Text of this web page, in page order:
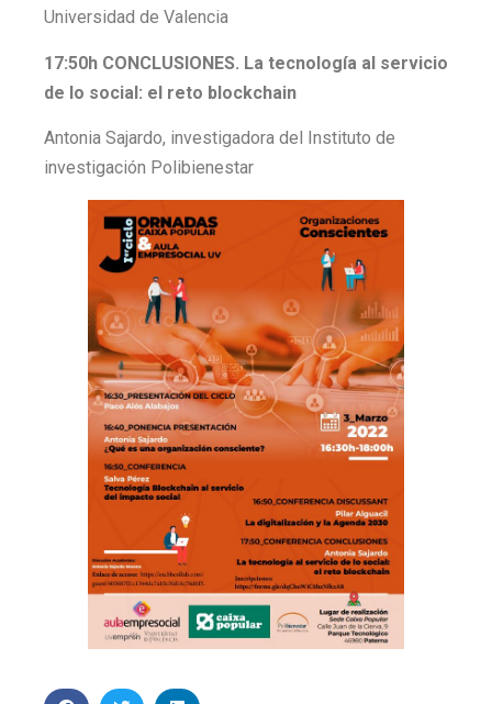
Universidad de Valencia
17:50h CONCLUSIONES. La tecnología al servicio
de lo social: el reto blockchain
Antonia Sajardo, investigadora del Instituto de
investigación Polibienestar